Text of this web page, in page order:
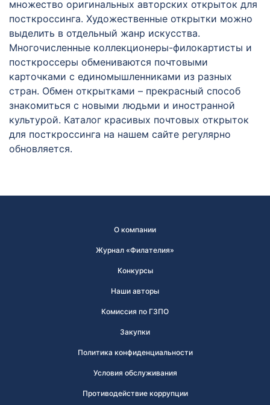
множество оригинальных авторских открыток для
посткроссинга. Художественные открытки можно
выделить в отдельный жанр искусства.
Многочисленные коллекционеры-филокартисты и
посткроссеры обмениваются почтовыми
карточками с единомышленниками из разных
стран. Обмен открытками – прекрасный способ
знакомиться с новыми людьми и иностранной
культурой. Каталог красивых почтовых открыток
для посткроссинга на нашем сайте регулярно
обновляется.
О компании
Журнал «Филателия»
Конкурсы
Наши авторы
Комиссия по ГЗПО
Закупки
Политика конфиденциальности
Условия обслуживания
Противодействие коррупции